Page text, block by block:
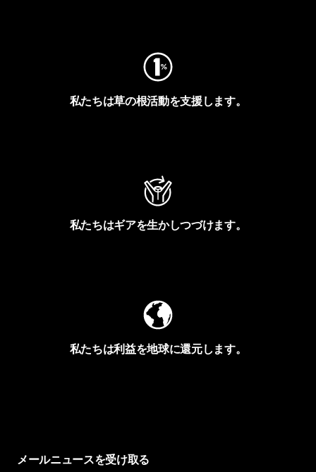
私たちは草の根活動を支援します。
私たちはギアを生かしつづけます。
私たちは利益を地球に還元します。
メールニュースを受け取る